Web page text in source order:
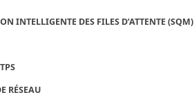
INTELLIGENTE DES FILES D’ATTENTE (SQM)
RÉSEAU